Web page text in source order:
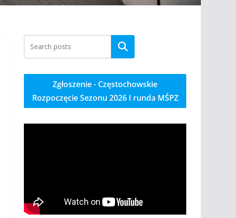
Szukaj
Zgłoszenie - Częstochowskie
Rozpoczęcie Sezonu 2026 I runda MŚPZ